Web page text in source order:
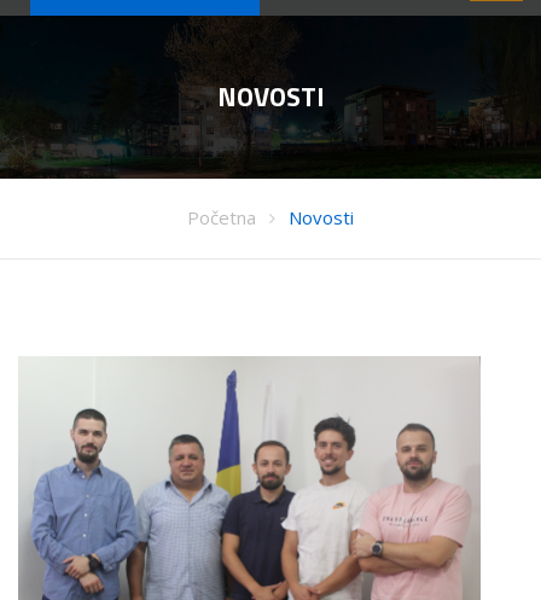
NOVOSTI
Početna Novosti